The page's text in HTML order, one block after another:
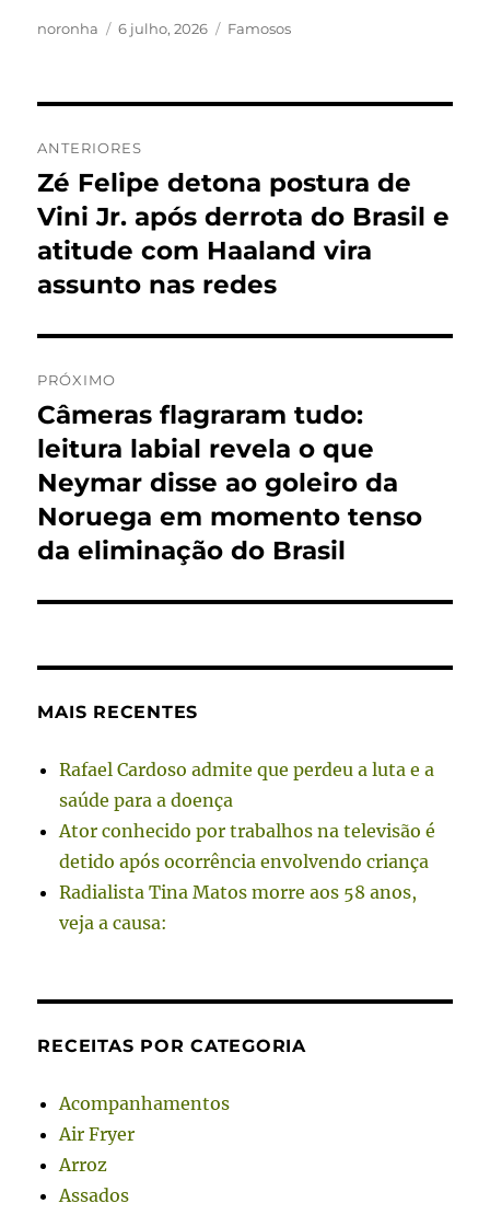
Autor
noronha
Publicado
6 julho, 2026 Categorias
Famosos
de
Post
ANTERIORES
Post
anterior:
Zé Felipe detona postura de
Vini Jr. após derrota do Brasil e
atitude com Haaland vira
assunto nas redes
PRÓXIMO
Próximo
post:
Câmeras flagraram tudo:
leitura labial revela o que
Neymar disse ao goleiro da
Noruega em momento tenso
da eliminação do Brasil
MAIS RECENTES
Rafael Cardoso admite que perdeu a luta e a
saúde para a doença
Ator conhecido por trabalhos na televisão é
detido após ocorrência envolvendo criança
Radialista Tina Matos morre aos 58 anos,
veja a causa:
RECEITAS POR CATEGORIA
Acompanhamentos
Air Fryer
Arroz
Assados